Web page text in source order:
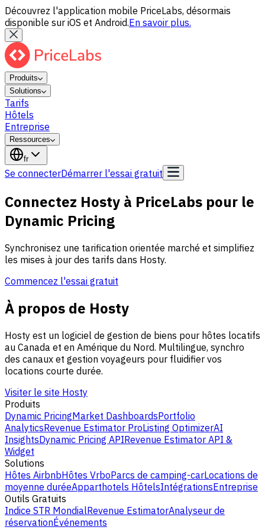
Découvrez l'application mobile PriceLabs, désormais
disponible sur iOS et Android.En savoir plus.
Produits
Solutions
Tarifs
Hôtels
Entreprise
Ressources
fr
Se connecterDémarrer l'essai gratuit
Connectez Hosty à PriceLabs pour le
Dynamic Pricing
Synchronisez une tarification orientée marché et simplifiez
les mises à jour des tarifs dans Hosty.
Commencez l'essai gratuit
À propos de Hosty
Hosty est un logiciel de gestion de biens pour hôtes locatifs
au Canada et en Amérique du Nord. Multilingue, synchro
des canaux et gestion voyageurs pour fluidifier vos
locations courte durée.
Visiter le site Hosty
Produits
Dynamic PricingMarket DashboardsPortfolio
AnalyticsRevenue Estimator ProListing OptimizerAI
InsightsDynamic Pricing APIRevenue Estimator API &
Widget
Solutions
Hôtes AirbnbHôtes VrboParcs de camping-carLocations de
moyenne duréeApparthotels HôtelsIntégrationsEntreprise
Outils Gratuits
Indice STR MondialRevenue EstimatorAnalyseur de
réservationÉvénements